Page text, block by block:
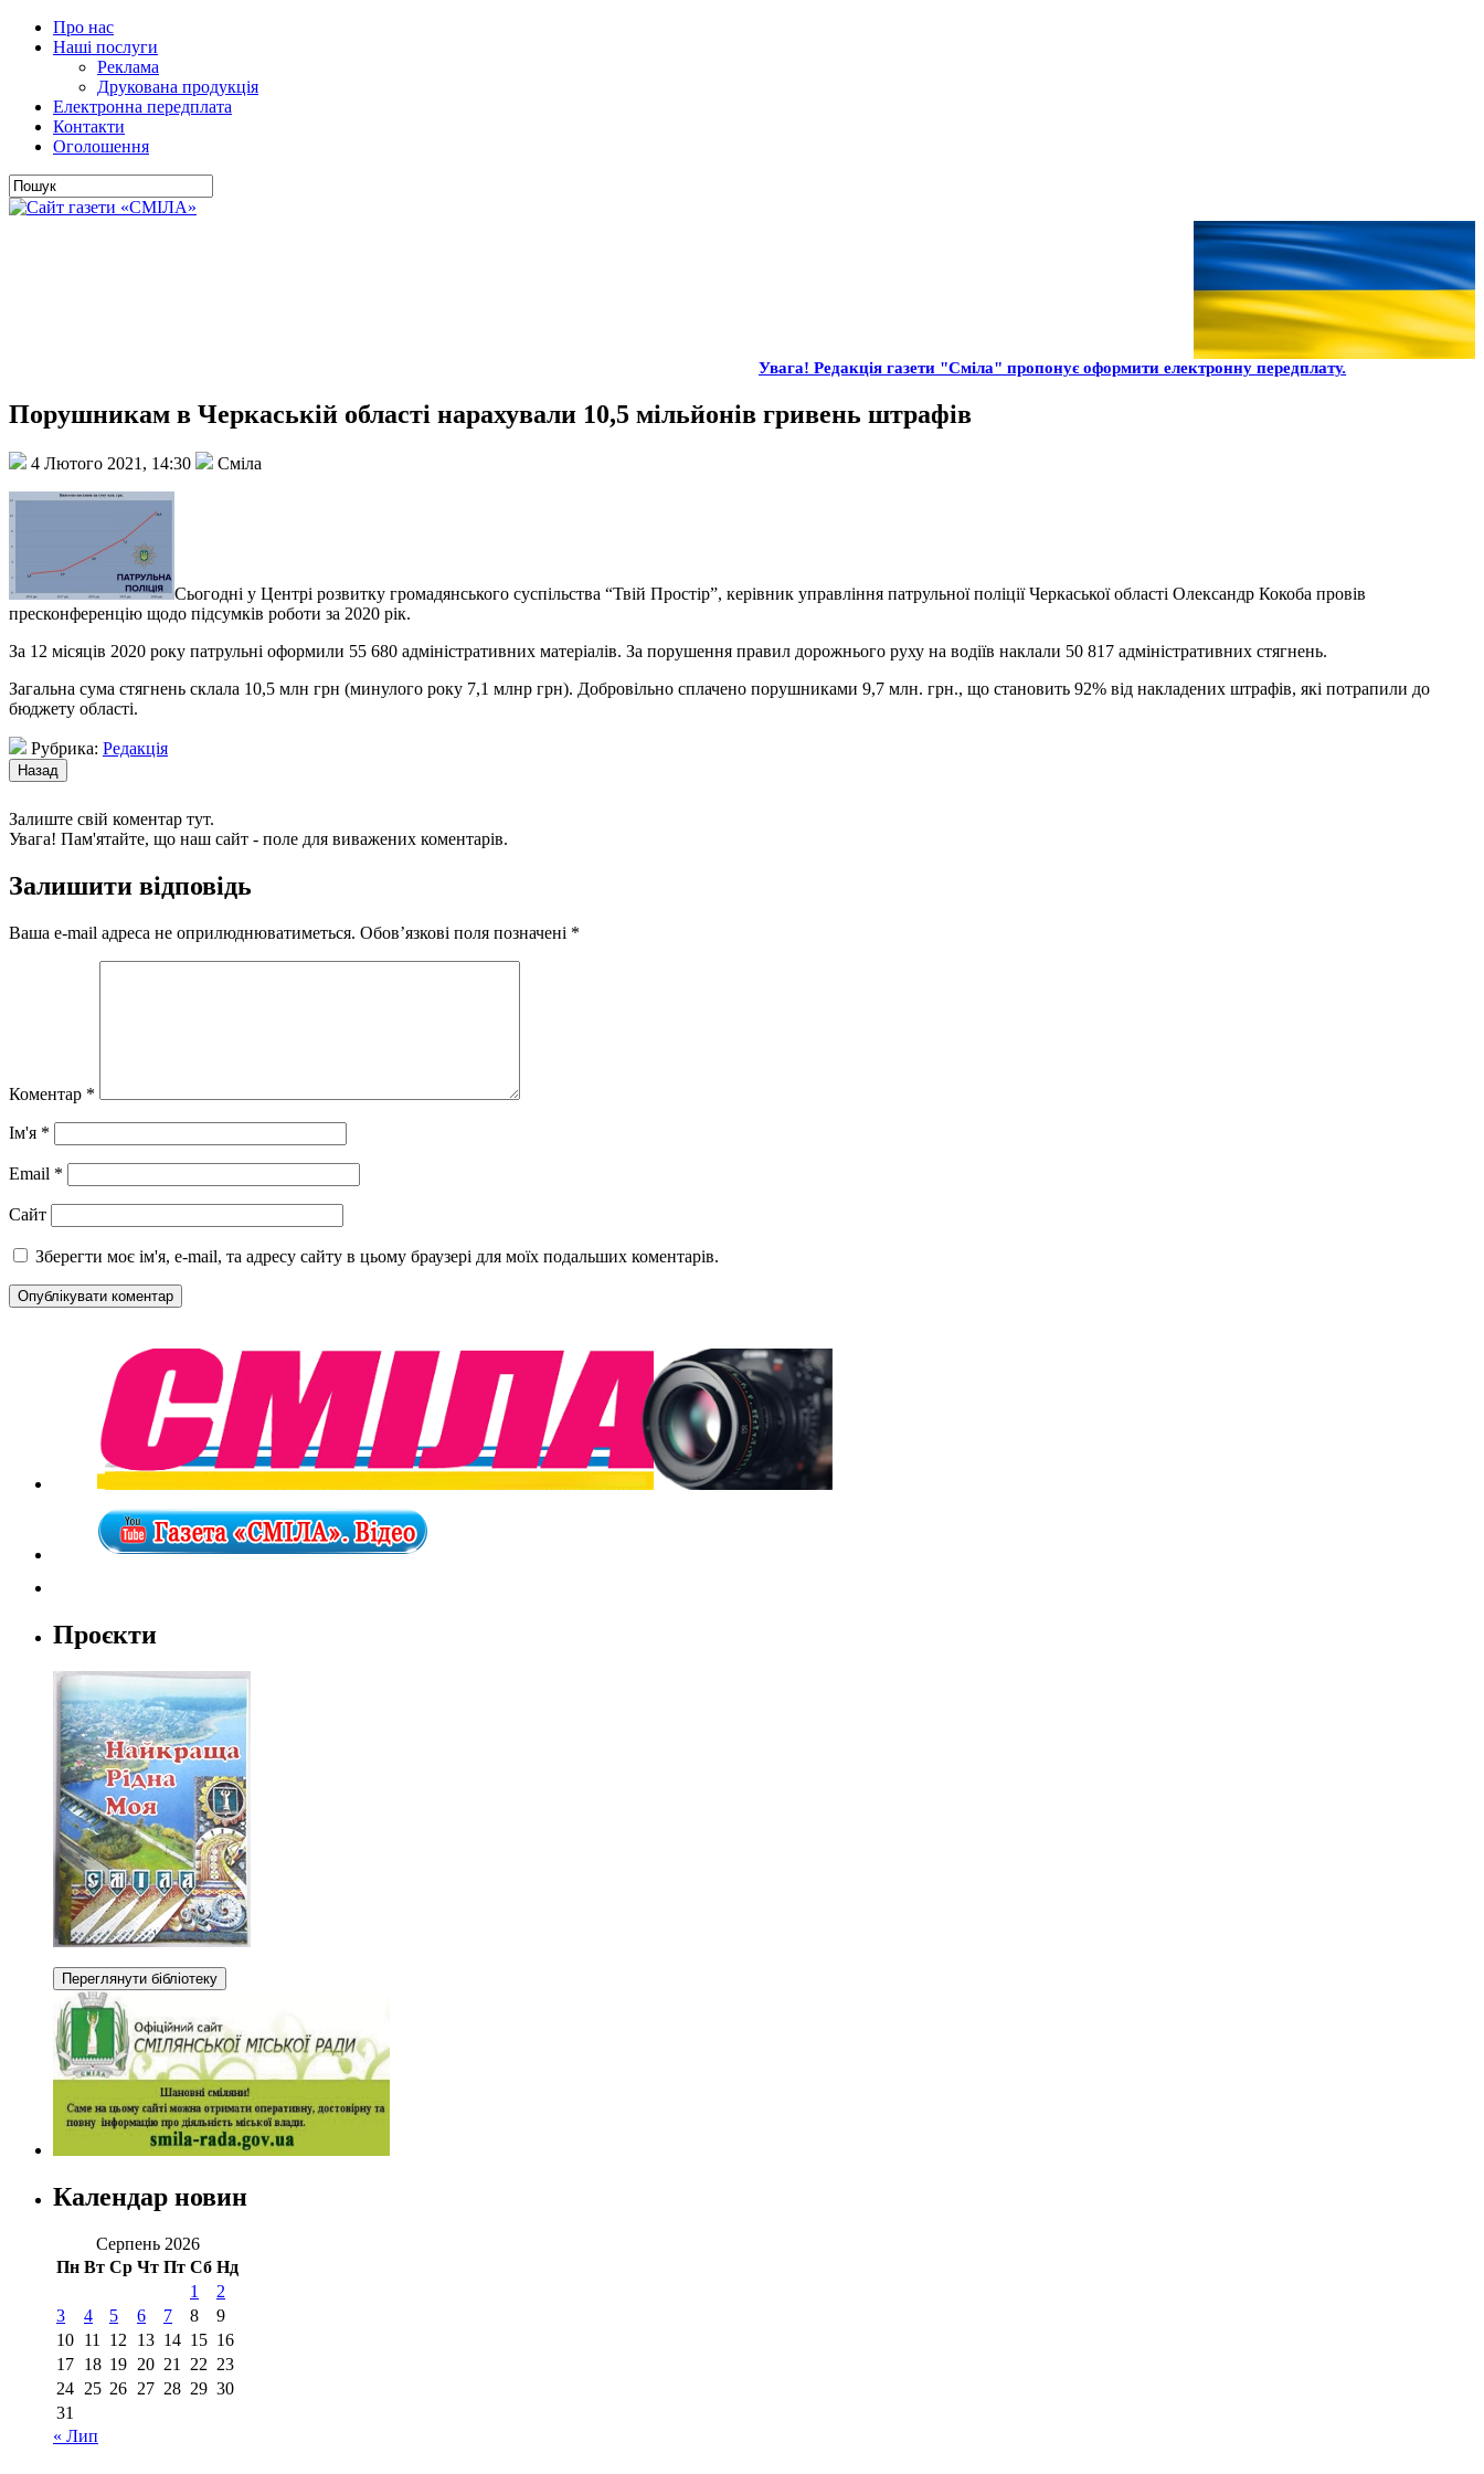
Про нас
Наші послуги
Реклама
Друкована продукція
Електронна передплата
Контакти
Оголошення
Увага! Редакція газети "Сміла" пропонує оформити електронну передплату.
Порушникам в Черкаській області нарахували 10,5 мільйонів гривень штрафів
4 Лютого 2021, 14:30 Сміла
Сьогодні у Центрі розвитку громадянського суспільства “Твій Простір”, керівник управління патрульної поліції Черкаської області Олександр Кокоба провів
пресконференцію щодо підсумків роботи за 2020 рік.
За 12 місяців 2020 року патрульні оформили 55 680 адміністративних матеріалів. За порушення правил дорожнього руху на водіїв наклали 50 817 адміністративних стягнень.
Загальна сума стягнень склала 10,5 млн грн (минулого року 7,1 млнр грн). Добровільно сплачено порушниками 9,7 млн. грн., що становить 92% від накладених штрафів, які потрапили до
бюджету області.
Рубрика: Редакція
Залиште свій коментар тут.
Увага! Пам'ятайте, що наш сайт - поле для виважених коментарів.
Залишити відповідь
Ваша e-mail адреса не оприлюднюватиметься. Обов’язкові поля позначені *
Коментар *
Ім'я *
Email *
Сайт
Зберегти моє ім'я, e-mail, та адресу сайту в цьому браузері для моїх подальших коментарів.
Проєкти
Календар новин
Серпень 2026
Пн Вт Ср Чт Пт Сб Нд
1
2
3
4 5 6 7 8
9
10 11 12 13 14 15 16
17 18 19 20 21 22 23
24 25 26 27 28 29 30
31
« Лип